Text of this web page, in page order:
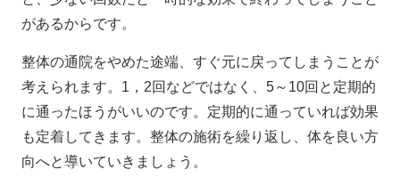
があるからです。
整体の通院をやめた途端、すぐ元に戻ってしまうことが
考えられます。1，2回などではなく、5～10回と定期的
に通ったほうがいいのです。定期的に通っていれば効果
も定着してきます。整体の施術を繰り返し、体を良い方
向へと導いていきましょう。